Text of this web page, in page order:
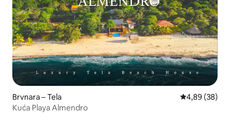
Brvnara – Tela Prosječna
4,89 (38)
Kuća Playa Almendro